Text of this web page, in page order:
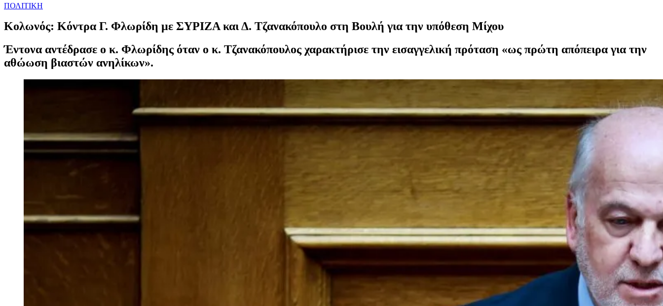
ΠΟΛΙΤΙΚΗ
Κολωνός: Κόντρα Γ. Φλωρίδη με ΣΥΡΙΖΑ και Δ. Τζανακόπουλο στη Βουλή για την υπόθεση Μίχου
Έντονα αντέδρασε ο κ. Φλωρίδης όταν ο κ. Τζανακόπουλος χαρακτήρισε την εισαγγελική πρόταση «ως πρώτη απόπειρα για την
αθώωση βιαστών ανηλίκων».